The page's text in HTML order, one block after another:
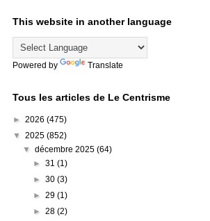
This website in another language
Powered by Translate
Tous les articles de Le Centrisme
► 2026 (475)
▼ 2025 (852)
▼décembre 2025(64)
► 31 (1)
► 30 (3)
► 29 (1)
► 28 (2)